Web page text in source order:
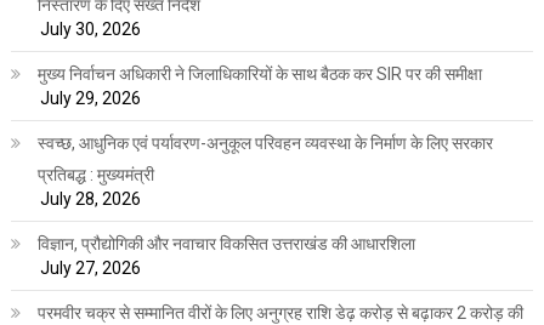
निस्तारण के दिए सख्त निर्देश
July 30, 2026
मुख्य निर्वाचन अधिकारी ने जिलाधिकारियों के साथ बैठक कर SIR पर की समीक्षा
July 29, 2026
स्वच्छ, आधुनिक एवं पर्यावरण-अनुकूल परिवहन व्यवस्था के निर्माण के लिए सरकार
प्रतिबद्ध : मुख्यमंत्री
July 28, 2026
विज्ञान, प्रौद्योगिकी और नवाचार विकसित उत्तराखंड की आधारशिला
July 27, 2026
परमवीर चक्र से सम्मानित वीरों के लिए अनुग्रह राशि डेढ़ करोड़ से बढ़ाकर 2 करोड़ की